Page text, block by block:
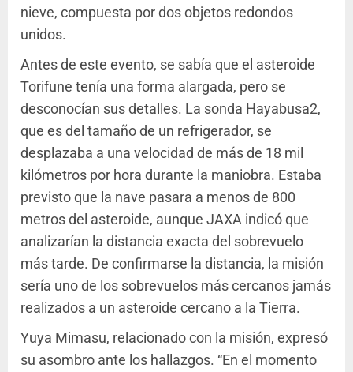
nieve, compuesta por dos objetos redondos
unidos.
Antes de este evento, se sabía que el asteroide
Torifune tenía una forma alargada, pero se
desconocían sus detalles. La sonda Hayabusa2,
que es del tamaño de un refrigerador, se
desplazaba a una velocidad de más de 18 mil
kilómetros por hora durante la maniobra. Estaba
previsto que la nave pasara a menos de 800
metros del asteroide, aunque JAXA indicó que
analizarían la distancia exacta del sobrevuelo
más tarde. De confirmarse la distancia, la misión
sería uno de los sobrevuelos más cercanos jamás
realizados a un asteroide cercano a la Tierra.
Yuya Mimasu, relacionado con la misión, expresó
su asombro ante los hallazgos. “En el momento